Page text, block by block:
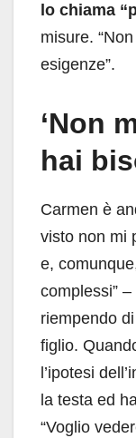
lo chiama
misure.
esigenze”.
‘Non
hai
Carmen è
visto non mi
e,
complessi”
riempendo
figlio.
l’ipotesi
la testa ed
“Voglio